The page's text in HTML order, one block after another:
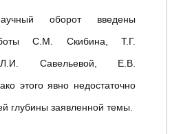
оборот введены
С.М. Скибина, Т.Г.
Л.И. Савельевой, Е.В.
этого явно недостаточно
глубины заявленной темы.